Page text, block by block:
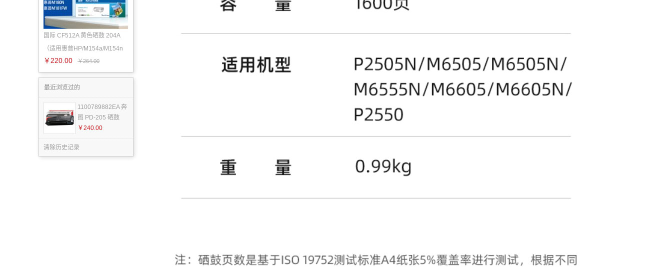
国际 CF512A 黄色硒鼓 204A
（适用惠普HP/M154a/M154n
w/M
￥220.00 ￥264.00
最近浏览过的
1100789882EA 奔
图 PD-205 硒鼓
￥240.00
清除历史记录